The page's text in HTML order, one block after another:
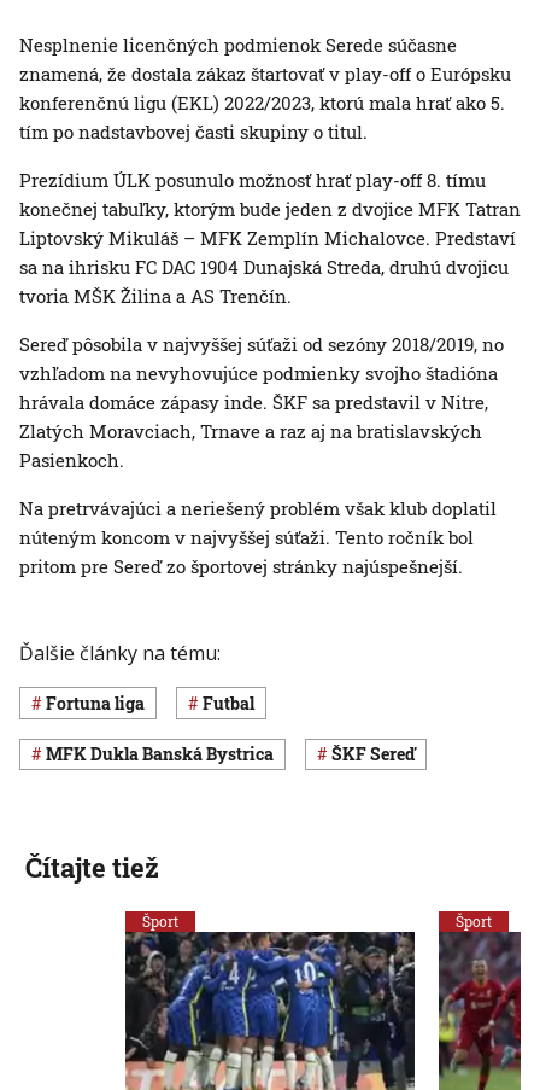
Nesplnenie licenčných podmienok Serede súčasne
znamená, že dostala zákaz štartovať v play-off o Európsku
konferenčnú ligu (EKL) 2022/2023, ktorú mala hrať ako 5.
tím po nadstavbovej časti skupiny o titul.
Prezídium ÚLK posunulo možnosť hrať play-off 8. tímu
konečnej tabuľky, ktorým bude jeden z dvojice MFK Tatran
Liptovský Mikuláš – MFK Zemplín Michalovce. Predstaví
sa na ihrisku FC DAC 1904 Dunajská Streda, druhú dvojicu
tvoria MŠK Žilina a AS Trenčín.
Sereď pôsobila v najvyššej súťaži od sezóny 2018/2019, no
vzhľadom na nevyhovujúce podmienky svojho štadióna
hrávala domáce zápasy inde. ŠKF sa predstavil v Nitre,
Zlatých Moravciach, Trnave a raz aj na bratislavských
Pasienkoch.
Na pretrvávajúci a neriešený problém však klub doplatil
núteným koncom v najvyššej súťaži. Tento ročník bol
pritom pre Sereď zo športovej stránky najúspešnejší.
Ďalšie články na tému:
Fortuna liga Futbal
MFK Dukla Banská Bystrica ŠKF Sereď
Čítajte tiež
Šport Šport